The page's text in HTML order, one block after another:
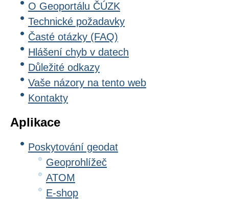
O Geoportálu ČÚZK
Technické požadavky
Časté otázky (FAQ)
Hlášení chyb v datech
Důležité odkazy
Vaše názory na tento web
Kontakty
Aplikace
Poskytování geodat
Geoprohlížeč
ATOM
E-shop